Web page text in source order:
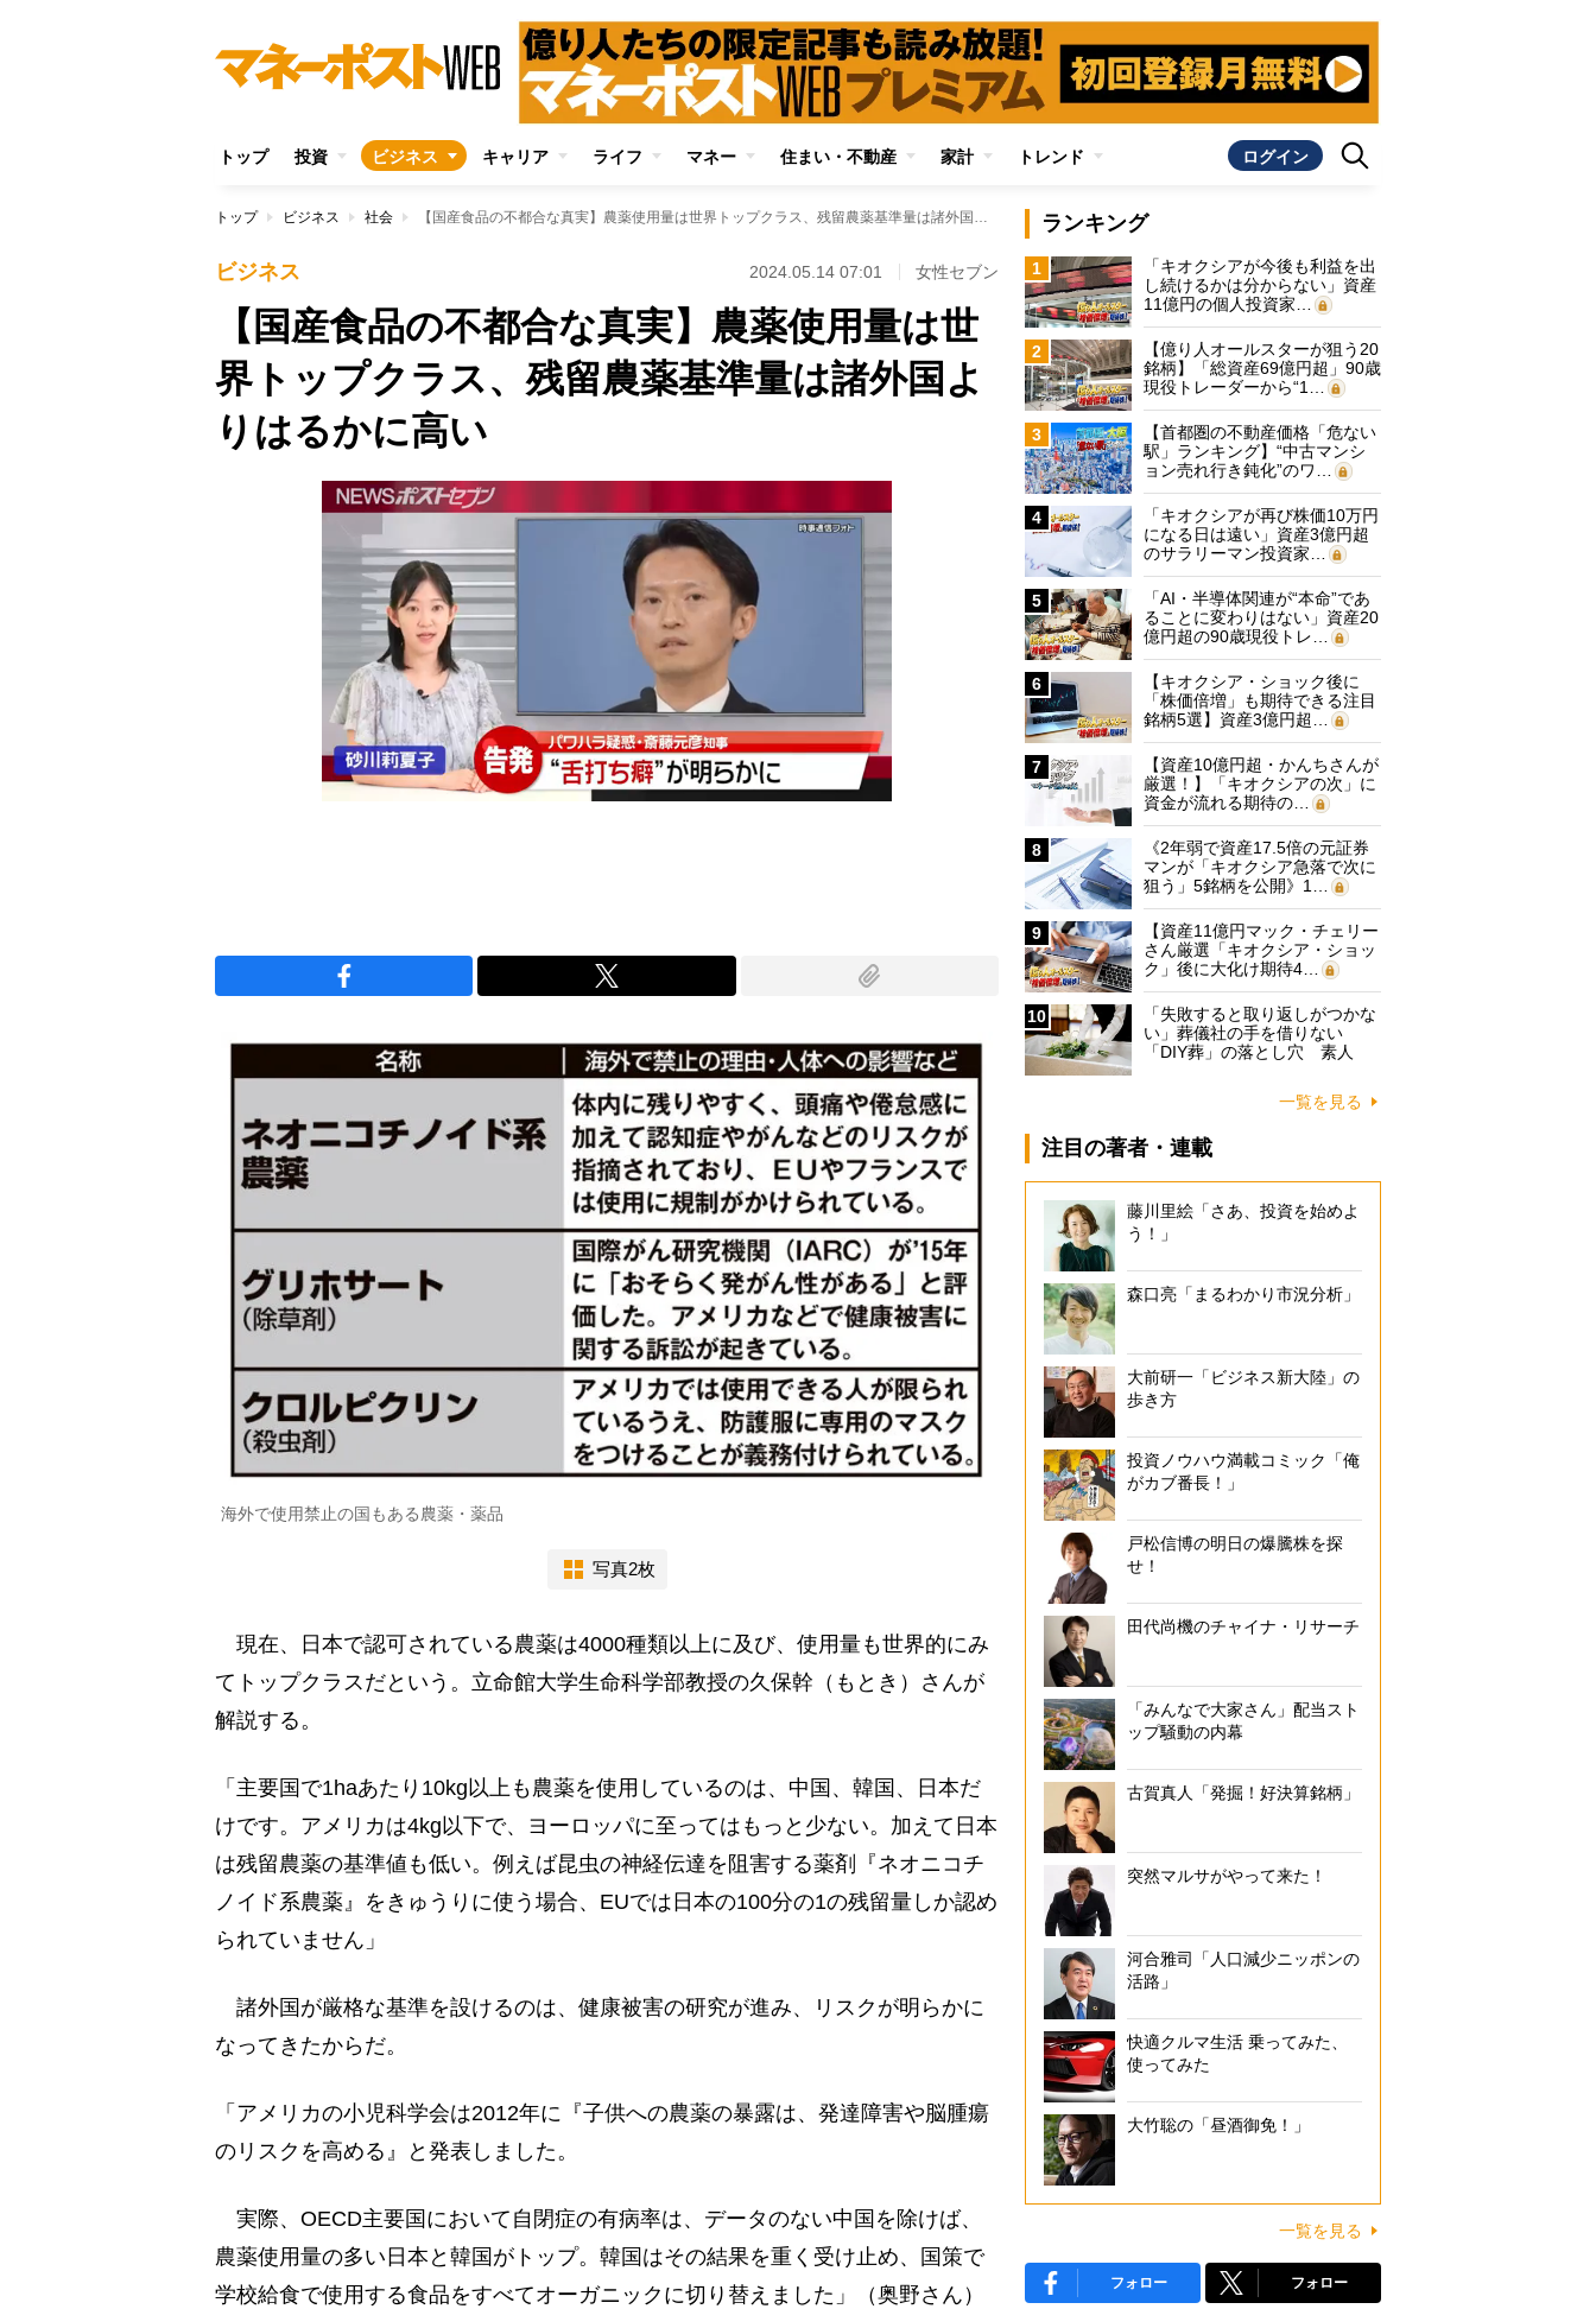
トップ 投資 ビジネス キャリア ライフ マネー 住まい・不動産 家計 トレンド ログイン
トップ ビジネス 社会 【国産食品の不都合な真実】農薬使用量は世界トップクラス、残留農薬基準量は諸外国よりはるかに高い
ビジネス 2024.05.14 07:01 女性セブン
【国産食品の不都合な真実】農薬使用量は世
界トップクラス、残留農薬基準量は諸外国よ
りはるかに高い
海外で使用禁止の国もある農薬・薬品
写真2枚
現在、日本で認可されている農薬は4000種類以上に及び、使用量も世界的にみ
てトップクラスだという。立命館大学生命科学部教授の久保幹（もとき）さんが
解説する。
「主要国で1haあたり10kg以上も農薬を使用しているのは、中国、韓国、日本だ
けです。アメリカは4kg以下で、ヨーロッパに至ってはもっと少ない。加えて日本
は残留農薬の基準値も低い。例えば昆虫の神経伝達を阻害する薬剤『ネオニコチ
ノイド系農薬』をきゅうりに使う場合、EUでは日本の100分の1の残留量しか認め
られていません」
諸外国が厳格な基準を設けるのは、健康被害の研究が進み、リスクが明らかに
なってきたからだ。
「アメリカの小児科学会は2012年に『子供への農薬の暴露は、発達障害や脳腫瘍
のリスクを高める』と発表しました。
実際、OECD主要国において自閉症の有病率は、データのない中国を除けば、
農薬使用量の多い日本と韓国がトップ。韓国はその結果を重く受け止め、国策で
学校給食で使用する食品をすべてオーガニックに切り替えました」（奥野さん）
ランキング
1
「キオクシアが今後も利益を出
し続けるかは分からない」資産
11億円の個人投資家…
2
【億り人オールスターが狙う20
銘柄】「総資産69億円超」90歳
現役トレーダーから“1…
3
【首都圏の不動産価格「危ない
駅」ランキング】“中古マンシ
ョン売れ行き鈍化”のワ…
4
「キオクシアが再び株価10万円
になる日は遠い」資産3億円超
のサラリーマン投資家…
5
「AI・半導体関連が“本命”であ
ることに変わりはない」資産20
億円超の90歳現役トレ…
6
【キオクシア・ショック後に
「株価倍増」も期待できる注目
銘柄5選】資産3億円超…
7
【資産10億円超・かんちさんが
厳選！】「キオクシアの次」に
資金が流れる期待の…
8
《2年弱で資産17.5倍の元証券
マンが「キオクシア急落で次に
狙う」5銘柄を公開》1…
9
【資産11億円マック・チェリー
さん厳選「キオクシア・ショッ
ク」後に大化け期待4…
10
「失敗すると取り返しがつかな
い」葬儀社の手を借りない
「DIY葬」の落とし穴 素人
一覧を見る
注目の著者・連載
藤川里絵「さあ、投資を始めよ
う！」
森口亮「まるわかり市況分析」
大前研一「ビジネス新大陸」の
歩き方
投資ノウハウ満載コミック「俺
がカブ番長！」
戸松信博の明日の爆騰株を探
せ！
田代尚機のチャイナ・リサーチ
「みんなで大家さん」配当スト
ップ騒動の内幕
古賀真人「発掘！好決算銘柄」
突然マルサがやって来た！
河合雅司「人口減少ニッポンの
活路」
快適クルマ生活 乗ってみた、
使ってみた
大竹聡の「昼酒御免！」
一覧を見る
フォロー フォロー